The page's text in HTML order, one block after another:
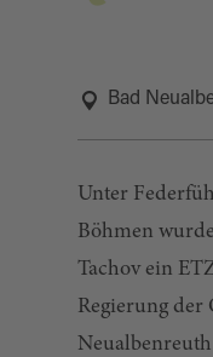
Bad
Unter
Böhmen
Tachov ein
Regierung der